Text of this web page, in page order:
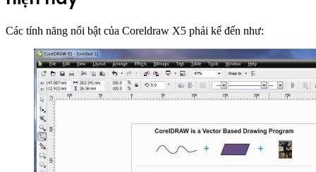
Các tính năng nổi bật của Coreldraw X5 phải kể đến như: